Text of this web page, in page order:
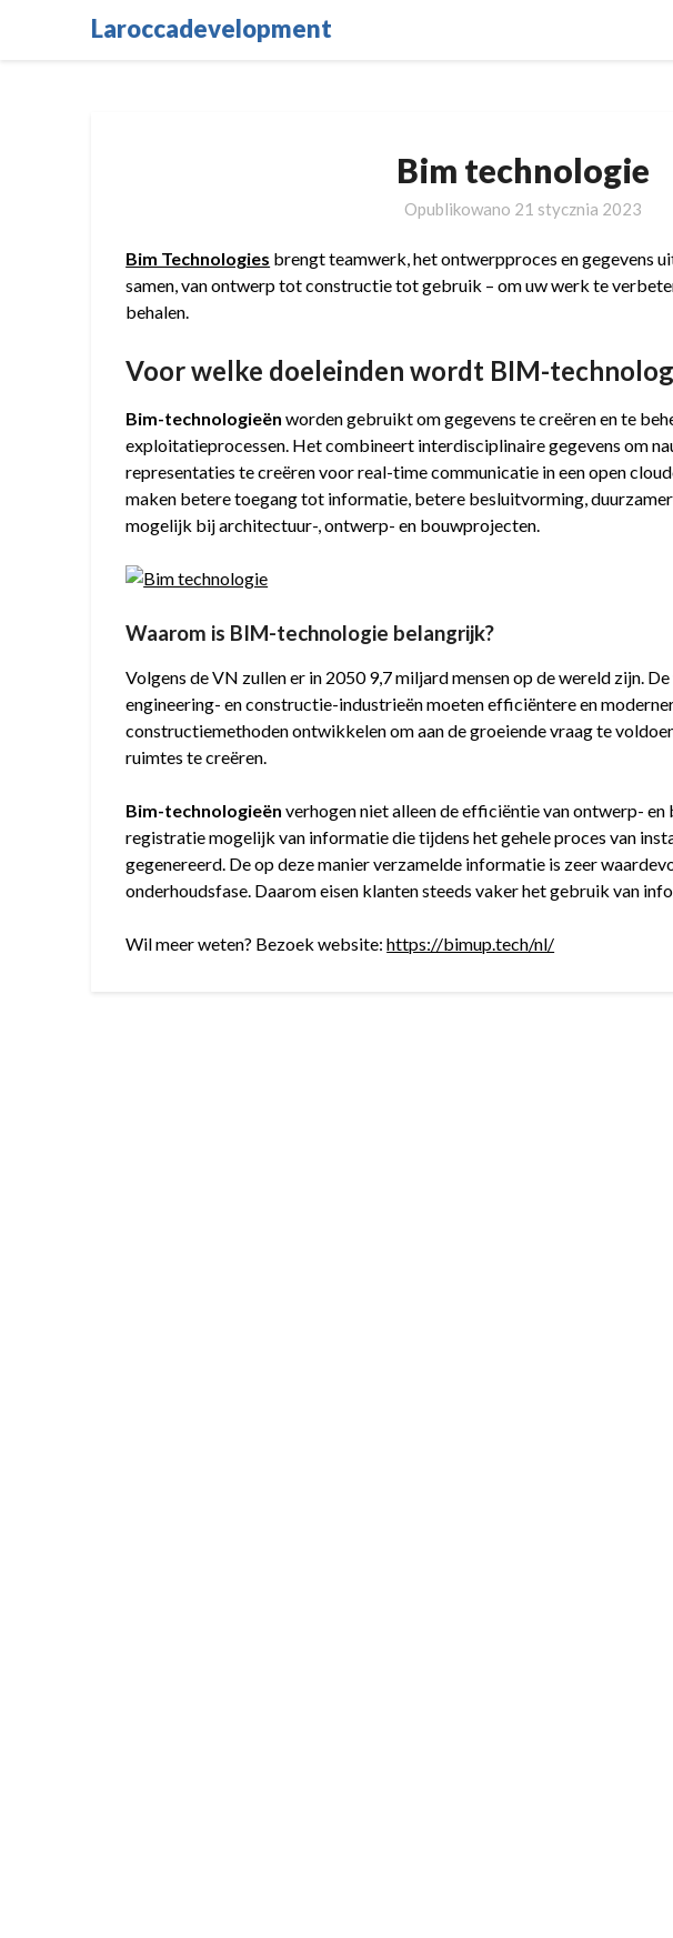
Laroccadevelopment
Bim technologie
Opublikowano 21 stycznia 2023
Bim Technologies brengt teamwerk, het ontwerpproces en gegevens
samen, van ontwerp tot constructie tot gebruik – om uw werk te
behalen.
Voor welke doeleinden wordt BIM-
Bim-technologieën worden gebruikt om gegevens te creëren en te
exploitatieprocessen. Het combineert interdisciplinaire gegevens om
representaties te creëren voor real-time communicatie in een open
maken betere toegang tot informatie, betere besluitvorming,
mogelijk bij architectuur-, ontwerp- en bouwprojecten.
Waarom is BIM-technologie belangrijk?
Volgens de VN zullen er in 2050 9,7 miljard mensen op de wereld zijn.
engineering- en constructie-industrieën moeten efficiëntere en
constructiemethoden ontwikkelen om aan de groeiende vraag te
ruimtes te creëren.
Bim-technologieën verhogen niet alleen de efficiëntie van ontwerp- en
registratie mogelijk van informatie die tijdens het gehele proces van
gegenereerd. De op deze manier verzamelde informatie is zeer
onderhoudsfase. Daarom eisen klanten steeds vaker het gebruik van
Wil meer weten? Bezoek website:https://bimup.tech/nl/